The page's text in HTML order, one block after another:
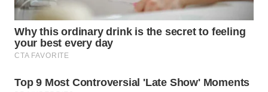
WN
KUNINGAN
WN